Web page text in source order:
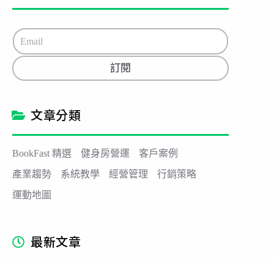
E
m
a
i
訂閱
文章分類
BookFast 精選 健身房營運
客戶案例
產業趨勢
系統教學 經營管理
行銷策略
運動地圖
最新文章